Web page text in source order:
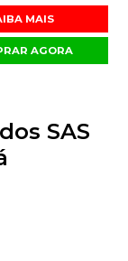
MAIS
AGORA
SAS